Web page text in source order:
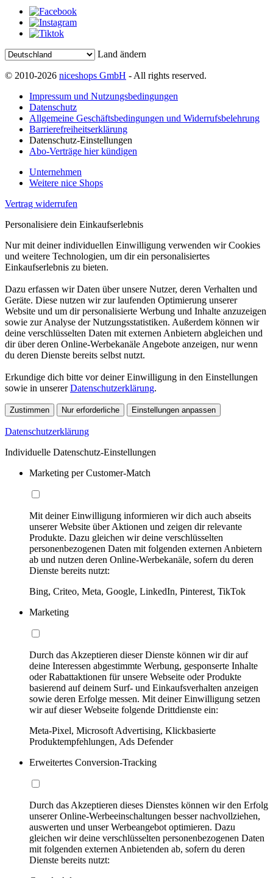
Land ändern
© 2010-2026 niceshops GmbH - All rights reserved.
Impressum und Nutzungsbedingungen
Datenschutz
Allgemeine Geschäftsbedingungen und Widerrufsbelehrung
Barrierefreiheitserklärung
Datenschutz-Einstellungen
Abo-Verträge hier kündigen
Unternehmen
Weitere nice Shops
Vertrag widerrufen
Personalisiere dein Einkaufserlebnis
Nur mit deiner individuellen Einwilligung verwenden wir Cookies
und weitere Technologien, um dir ein personalisiertes
Einkaufserlebnis zu bieten.
Dazu erfassen wir Daten über unsere Nutzer, deren Verhalten und
Geräte. Diese nutzen wir zur laufenden Optimierung unserer
Website und um dir personalisierte Werbung und Inhalte anzuzeigen
sowie zur Analyse der Nutzungsstatistiken. Außerdem können wir
deine verschlüsselten Daten mit externen Anbietern abgleichen und
dir über deren Online-Werbekanäle Angebote anzeigen, nur wenn
du deren Dienste bereits selbst nutzt.
Erkundige dich bitte vor deiner Einwilligung in den Einstellungen
sowie in unsererDatenschutzerklärung.
Zustimmen Nur erforderliche Einstellungen anpassen
Datenschutzerklärung
Individuelle Datenschutz-Einstellungen
Marketing per Customer-Match
Mit deiner Einwilligung informieren wir dich auch abseits
unserer Website über Aktionen und zeigen dir relevante
Produkte. Dazu gleichen wir deine verschlüsselten
personenbezogenen Daten mit folgenden externen Anbietern
ab und nutzen deren Online-Werbekanäle, sofern du deren
Dienste bereits nutzt:
Bing, Criteo, Meta, Google, LinkedIn, Pinterest, TikTok
Marketing
Durch das Akzeptieren dieser Dienste können wir dir auf
deine Interessen abgestimmte Werbung, gesponserte Inhalte
oder Rabattaktionen für unsere Webseite oder Produkte
basierend auf deinem Surf- und Einkaufsverhalten anzeigen
sowie deren Erfolge messen. Mit deiner Einwilligung setzen
wir auf dieser Webseite folgende Drittdienste ein:
Meta-Pixel, Microsoft Advertising, Klickbasierte
Produktempfehlungen, Ads Defender
Erweitertes Conversion-Tracking
Durch das Akzeptieren dieses Dienstes können wir den Erfolg
unserer Online-Werbeeinschaltungen besser nachvollziehen,
auswerten und unser Werbeangebot optimieren. Dazu
gleichen wir deine verschlüsselten personenbezogenen Daten
mit folgenden externen Anbietenden ab, sofern du deren
Dienste bereits nutzt: